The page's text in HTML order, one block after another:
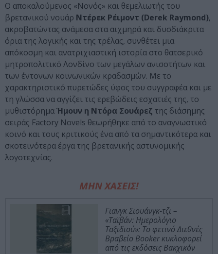
Ο αποκαλούμενος «Νονός» και θεμελιωτής του
βρετανικού νουάρ Ντέρεκ Ρέιμοντ (Derek Raymond),
ακροβατώντας ανάμεσα στα αιχμηρά και δυσδιάκριτα
όρια της λογικής και της τρέλας, συνθέτει μια
απόκοσμη και ανατριχιαστική ιστορία στο θατσερικό
μητροπολιτικό Λονδίνο των μεγάλων ανισοτήτων και
των έντονων κοινωνικών κραδασμών. Με το
χαρακτηριστικό πυρετώδες ύφος του συγγραφέα και με
τη γλώσσα να αγγίζει τις ερεβώδεις εσχατιές της, το
μυθιστόρημαΉμουν η Ντόρα Σουάρεζ της διάσημης
σειράς Factory Novels θεωρήθηκε από το αναγνωστικό
κοινό και τους κριτικούς ένα από τα σημαντικότερα και
σκοτεινότερα έργα της βρετανικής αστυνομικής
λογοτεχνίας.
ΜΗΝ ΧΑΣΕΙΣ!
Γιανγκ Σιουάνγκ-τζι –
«Ταϊβάν: Ημερολόγιο
Ταξιδιού»: Το φετινό Διεθνές
Βραβείο Booker κυκλοφορεί
από τις εκδόσεις Βακχικόν